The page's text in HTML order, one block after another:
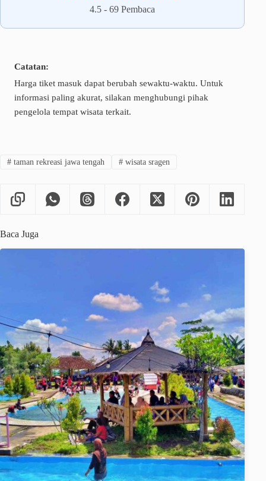
4.5 -69 Pembaca
Catatan:
Harga tiket masuk dapat berubah sewaktu-waktu. Untuk
informasi paling akurat, silakan menghubungi pihak
pengelola tempat wisata terkait.
#taman rekreasi jawa tengah #wisata sragen
Baca Juga